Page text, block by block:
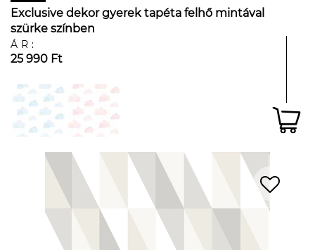
Exclusive dekor gyerek tapéta felhő mintával
szürke színben
ÁR:
25 990 Ft